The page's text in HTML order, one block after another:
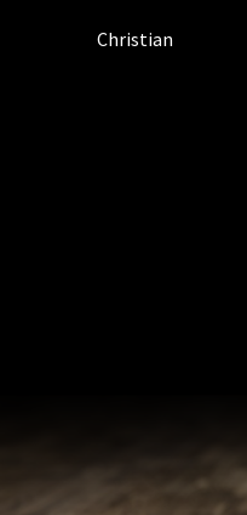
Christian